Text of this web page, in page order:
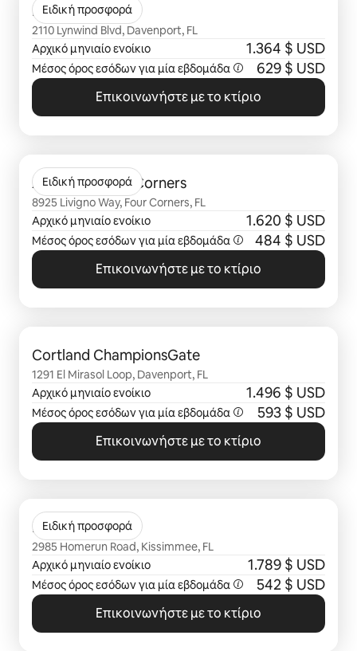
Ειδική προσφορά
Lynwind
2110 Lynwind Blvd, Davenport, FL
Αρχικό μηνιαίο ενοίκιο
1.364 $ USD
Μέσος όρος εσόδων για μίαεβδομάδα 629 $ USD
Επικοινωνήστε με το κτίριο
Ειδική προσφορά
Abrazo at Four Corners
8925 Livigno Way, Four Corners, FL
Αρχικό μηνιαίο ενοίκιο
1.620 $ USD
Μέσος όρος εσόδων για μίαεβδομάδα 484 $ USD
Επικοινωνήστε με το κτίριο
Cortland ChampionsGate
1291 El Mirasol Loop, Davenport, FL
Αρχικό μηνιαίο ενοίκιο
1.496 $ USD
Μέσος όρος εσόδων για μίαεβδομάδα 593 $ USD
Επικοινωνήστε με το κτίριο
Ειδική προσφορά
Infield
2985 Homerun Road, Kissimmee, FL
Αρχικό μηνιαίο ενοίκιο
1.789 $ USD
Μέσος όρος εσόδων για μίαεβδομάδα 542 $ USD
Επικοινωνήστε με το κτίριο